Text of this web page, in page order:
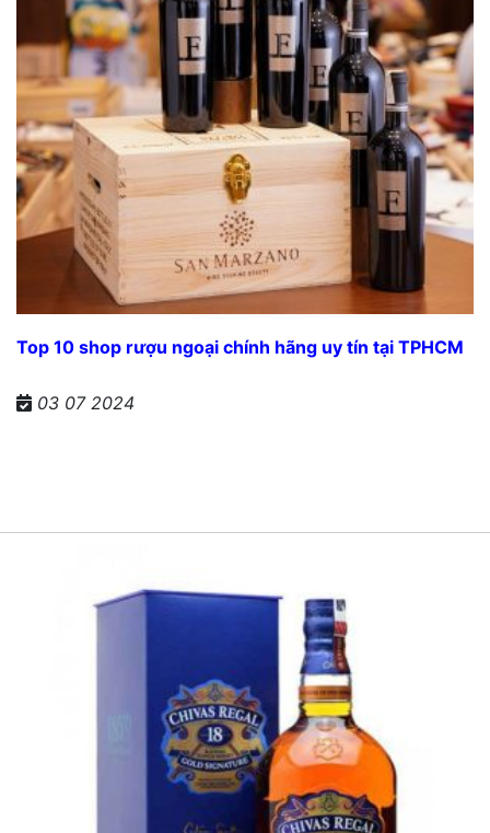
Top 10 shop rượu ngoại chính hãng uy tín tại TPHCM
03 07 2024